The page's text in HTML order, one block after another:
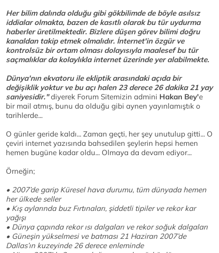
Her bilim dalında olduğu gibi gökbilimde de böyle asılsız
iddialar olmakta, bazen de kasıtlı olarak bu tür uydurma
haberler üretilmektedir. Bizlere düşen görev bilimi doğru
kanaldan takip etmek olmalıdır. İnternet'in özgür ve
kontrolsüz bir ortam olması dolayısıyla maalesef bu tür
saçmalıklar da kolaylıkla internet üzerinde yer alabilmekte.
Dünya'nın ekvatoru ile ekliptik arasındaki açıda bir
değişiklik yoktur ve bu açı halen 23 derece 26 dakika 21 yay
saniyesidir."diyerek Forum Sitemizin admini Hakan Bey'e
bir mail atmış, bunu da olduğu gibi aynen yayınlamıştık o
tarihlerde...
O günler geride kaldı... Zaman geçti, her şey unutulup gitti... O
çeviri internet yazısında bahsedilen şeylerin hepsi hemen
hemen bugüne kadar oldu... Olmaya da devam ediyor...
Örneğin;
• 2007’de garip Küresel hava durumu, tüm dünyada hemen
her ülkede seller
• Kış aylarında buz Fırtınaları, şiddetli tipiler ve rekor kar
yağışı
• Dünya çapında rekor ısı dalgaları ve rekor soğuk dalgaları
• Güneşin yükselmesi ve batması 21 Haziran 2007’de
Dallas’ın kuzeyinde 26 derece enleminde